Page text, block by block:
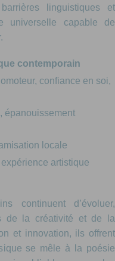
linguistiques et
universelle capable de
contemporain
confiance en soi,
épanouissement
locale
artistique
continuent d’évoluer,
de la créativité et de la
et innovation, ils offrent
se mêle à la poésie